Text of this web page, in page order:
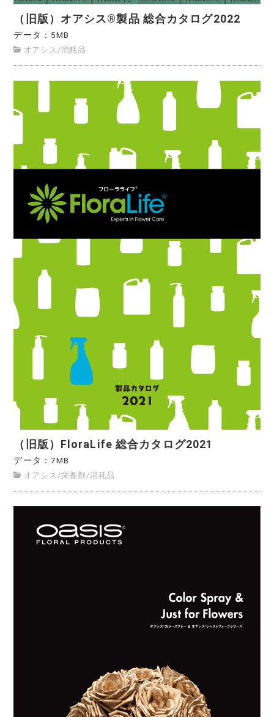
（旧版）オアシス®製品 総合カタログ2022
データ：5MB
オアシス /消耗品
（旧版）FloraLife 総合カタログ2021
データ：7MB
オアシス /栄養剤/消耗品